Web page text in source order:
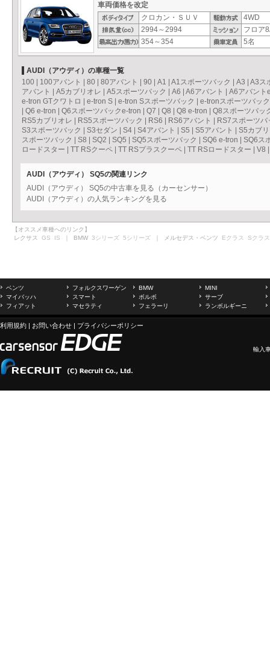
車両価格を改定
クロカン・ＳＵＶ
4WD
2994～2994
フロア
354～354
5名
AUDI（アウディ）の車種一覧
100
100アバント 80 80アバント 90 A1 A1スポーツバック A3
A3ス
アバント
A5カブリオレ A5スポーツバック A6 A6アバント
A6アバント
e-tron GTクワトロ
e-tron S e-tron Sスポーツバック
e-tronスポーツバック
Q6 e-tron Q6スポーツバックe-tron Q7 Q8 Q8 e-tron
Q8スポーツバッ
RS5カブリオレ
RS5スポーツバック RS6 RS6アバント
RS7スポーツバ
S3スポーツバック
S3セダン S4 S4アバント S5 S5アバント
S5カブ
スポーツバック
S8 SQ2 SQ5 SQ5スポーツバック SQ6 e-tron
SQ6ス
ロードスター
TT RSクーペ TT RSプラスクーペ TT RSロードスター V8
AUDI（アウディ） SQ5の関連リンク
AUDI（アウディ） SQ5の中古車を見る（カーセンサー）
AUDI（アウディ）の人気ランキングを見る
【オススメ車種へのリンク】
レクサス GS IS ｜ BMW 3シリーズ 5シリーズ ｜ メルセデス・ベンツ Eクラス Sクラス
ベンツ フォルクスワーゲン BMW
MINI
マイバッハ
スマート ボルボ
サーブ
フィアット
マセラティ フェラーリ ランボルギーニ
利用規約 | お問い合わせ | プライバシーポリシー
輸入